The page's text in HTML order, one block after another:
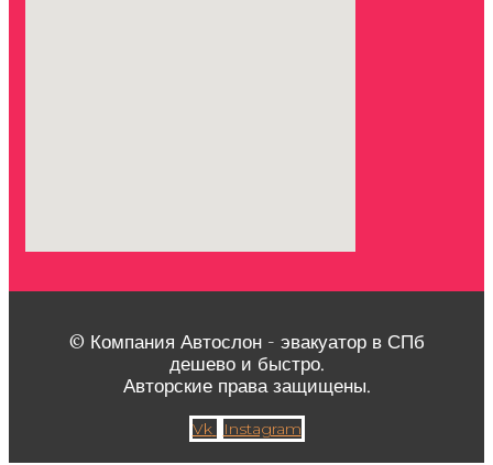
© Компания Автослон - эвакуатор в СПб
дешево и быстро.
Авторские права защищены.
Vk Instagram